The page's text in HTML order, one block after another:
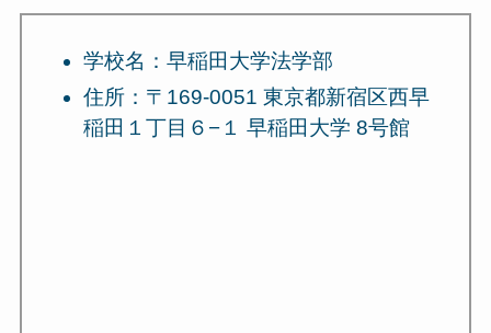
学校名：早稲田大学法学部
住所：〒169-0051 東京都新宿区西早
稲田１丁目６−１ 早稲田大学 8号館